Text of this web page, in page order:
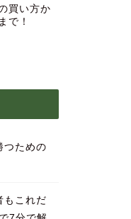
買い方か
で！
つための
もこれだ